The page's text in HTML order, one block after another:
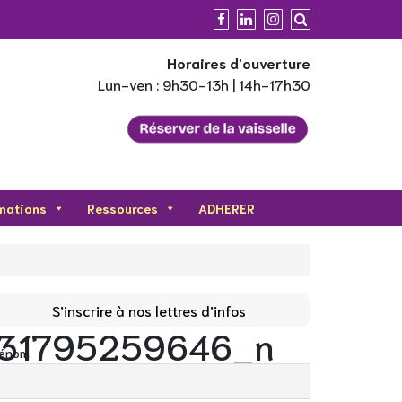
Horaires d’ouverture
Lun-ven : 9h30-13h | 14h-17h30
Ressources ADHERER
S’inscrire à nos lettres d’infos